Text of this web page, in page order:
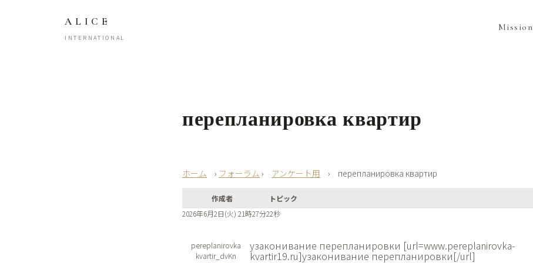
ALICE
INTERNATIONAL
Mission
перепланировка квартир
› フォーラム › アンケート用 › перепланировка квартир
作成者
トピック
2026年6月2日(火) 21時27分22秒
pereplanirovka
kvartir_dvKn
узаконивание перепланировки [url=www.pereplanirovka-
kvartir19.ru]узаконивание перепланировки[/url]